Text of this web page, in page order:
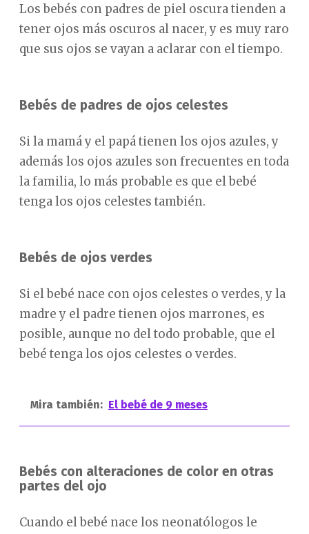
Los bebés con padres de piel oscura tienden a
tener ojos más oscuros al nacer, y es muy raro
que sus ojos se vayan a aclarar con el tiempo.
Bebés de padres de ojos celestes
Si la mamá y el papá tienen los ojos azules, y
además los ojos azules son frecuentes en toda
la familia, lo más probable es que el bebé
tenga los ojos celestes también.
Bebés de ojos verdes
Si el bebé nace con ojos celestes o verdes, y la
madre y el padre tienen ojos marrones, es
posible, aunque no del todo probable, que el
bebé tenga los ojos celestes o verdes.
Mira también: El bebé de 9 meses
Bebés con alteraciones de color en otras
partes del ojo
Cuando el bebé nace los neonatólogos le